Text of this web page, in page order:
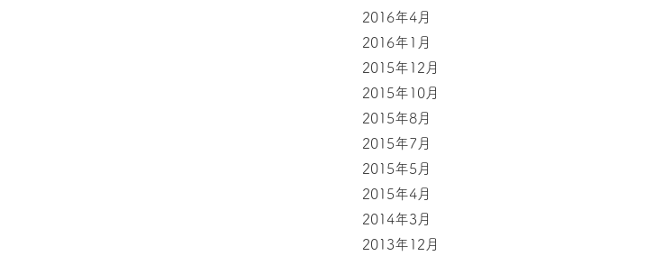
2016年4月
2016年1月
2015年12月
2015年10月
2015年8月
2015年7月
2015年5月
2015年4月
2014年3月
2013年12月